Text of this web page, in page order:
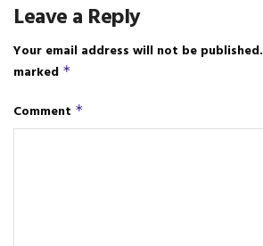
Leave a Reply
Your email address will not be published.
marked *
Comment *